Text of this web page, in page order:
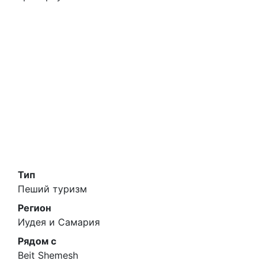
Тип
Пеший туризм
Регион
Иудея и Самария
Рядом с
Beit Shemesh